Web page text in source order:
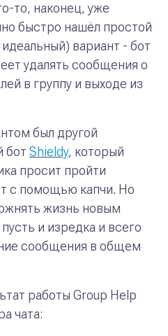
то, наконец, уже
быстро нашёл простой
вариант - бот
удалять сообщения о
в группу и выходе из
был другой
бот Shieldy, который
просит пройти
с помощью капчи. Но
жизнь новым
и изредка и всего
сообщения в общем
работы Group Help
чата: